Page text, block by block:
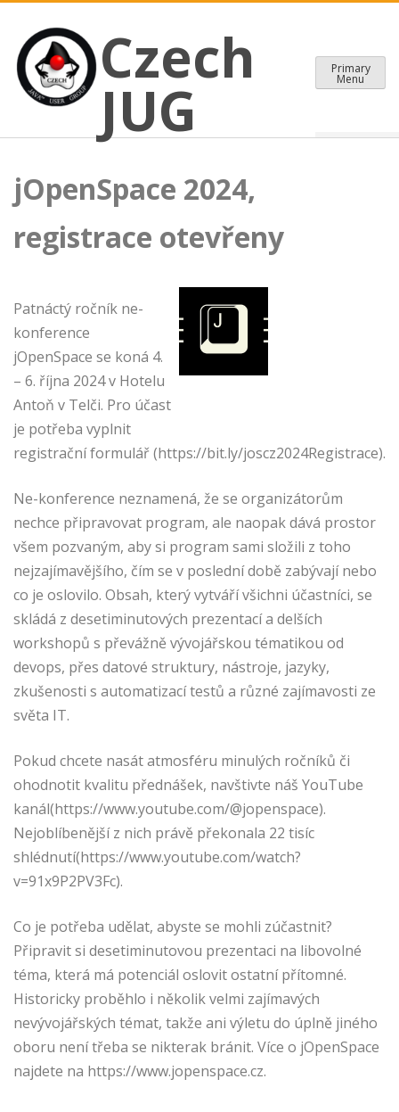
content
Czech JUG
CZECH JAVA USER GROUP
Czech
JUG
Primary
Menu
jOpenSpace 2024,
registrace otevřeny
Patnáctý ročník ne-
konference
jOpenSpace se koná 4.
– 6. října 2024 v Hotelu
Antoň v Telči. Pro účast
je potřeba vyplnit
registrační formulář (https://bit.ly/joscz2024Registrace).
Ne-konference neznamená, že se organizátorům
nechce připravovat program, ale naopak dává prostor
všem pozvaným, aby si program sami složili z toho
nejzajímavějšího, čím se v poslední době zabývají nebo
co je oslovilo. Obsah, který vytváří všichni účastníci, se
skládá z desetiminutových prezentací a delších
workshopů s převážně vývojářskou tématikou od
devops, přes datové struktury, nástroje, jazyky,
zkušenosti s automatizací testů a různé zajímavosti ze
světa IT.
Pokud chcete nasát atmosféru minulých ročníků či
ohodnotit kvalitu přednášek, navštivte náš YouTube
kanál(https://www.youtube.com/@jopenspace).
Nejoblíbenější z nich právě překonala 22 tisíc
shlédnutí(https://www.youtube.com/watch?
v=91x9P2PV3Fc).
Co je potřeba udělat, abyste se mohli zúčastnit?
Připravit si desetiminutovou prezentaci na libovolné
téma, která má potenciál oslovit ostatní přítomné.
Historicky proběhlo i několik velmi zajímavých
nevývojářských témat, takže ani výletu do úplně jiného
oboru není třeba se nikterak bránit. Více o jOpenSpace
najdete na https://www.jopenspace.cz.